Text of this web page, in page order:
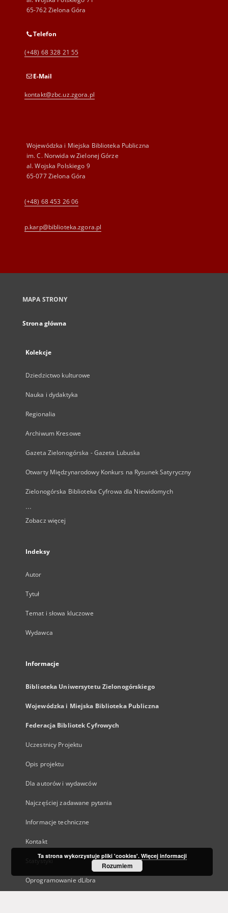
65-762 Zielona Góra
Telefon
(+48) 68 328 21 55
E-Mail
kontakt@zbc.uz.zgora.pl
Wojewódzka i Miejska Biblioteka Publiczna
im. C. Norwida w Zielonej Górze
al. Wojska Polskiego 9
65-077 Zielona Góra
(+48) 68 453 26 06
p.karp@biblioteka.zgora.pl
MAPA STRONY
Strona główna
Kolekcje
Dziedzictwo kulturowe
Nauka i dydaktyka
Regionalia
Archiwum Kresowe
Gazeta Zielonogórska - Gazeta Lubuska
Otwarty Międzynarodowy Konkurs na Rysunek Satyryczny
Zielonogórska Biblioteka Cyfrowa dla Niewidomych
...
Zobacz więcej
Indeksy
Autor
Tytuł
Temat i słowa kluczowe
Wydawca
Informacje
Biblioteka Uniwersytetu Zielonogórskiego
Wojewódzka i Miejska Biblioteka Publiczna
Federacja Bibliotek Cyfrowych
Uczestnicy Projektu
Opis projektu
Dla autorów i wydawców
Najczęściej zadawane pytania
Informacje techniczne
Kontakt
Statystyki
Oprogramowanie dLibra
Ta strona wykorzystuje pliki 'cookies'. Więcej informacji
Rozumiem